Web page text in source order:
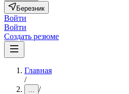
Березник
Войти
Войти
Создать резюме
Главная
/
... /